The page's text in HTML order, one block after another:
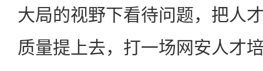
大局的视野下看待问题，把人
质量提上去，打一场网安人才